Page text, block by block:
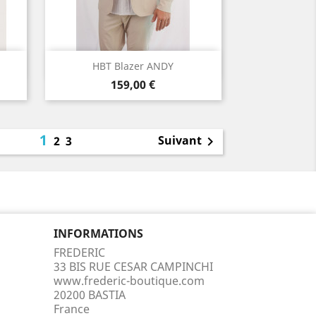
HBT Blazer ANDY
Prix
159,00 €
Aperçu rapide
Beige
1 2 3 Suivant
INFORMATIONS
FREDERIC
33 BIS RUE CESAR CAMPINCHI
www.frederic-boutique.com
20200 BASTIA
France